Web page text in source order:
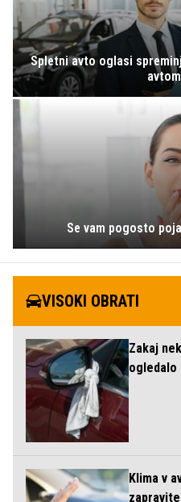
Spletni avto oglasi
Se vam pogosto
VISOKI OBRATI
Zakaj
ogledalo
Klima v